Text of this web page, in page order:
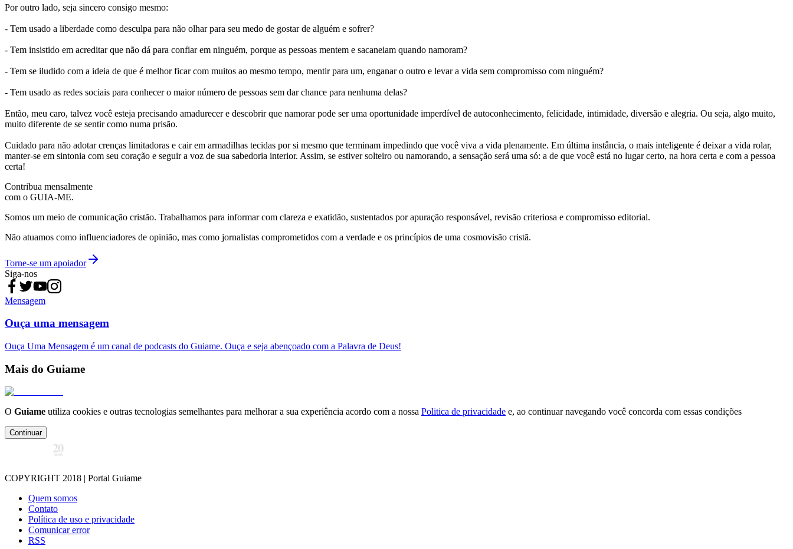
Por outro lado, seja sincero consigo mesmo:
- Tem usado a liberdade como desculpa para não olhar para seu medo de gostar de alguém e sofrer?
- Tem insistido em acreditar que não dá para confiar em ninguém, porque as pessoas mentem e sacaneiam quando namoram?
- Tem se iludido com a ideia de que é melhor ficar com muitos ao mesmo tempo, mentir para um, enganar o outro e levar a vida sem compromisso com ninguém?
- Tem usado as redes sociais para conhecer o maior número de pessoas sem dar chance para nenhuma delas?
Então, meu caro, talvez você esteja precisando amadurecer e descobrir que namorar pode ser uma oportunidade imperdível de autoconhecimento, felicidade, intimidade, diversão e alegria. Ou seja, algo muito,
muito diferente de se sentir como numa prisão.
Cuidado para não adotar crenças limitadoras e cair em armadilhas tecidas por si mesmo que terminam impedindo que você viva a vida plenamente. Em última instância, o mais inteligente é deixar a vida rolar,
manter-se em sintonia com seu coração e seguir a voz de sua sabedoria interior. Assim, se estiver solteiro ou namorando, a sensação será uma só: a de que você está no lugar certo, na hora certa e com a pessoa
certa!
Contribua mensalmente
com o GUIA-ME.
Somos um meio de comunicação cristão. Trabalhamos para informar com clareza e exatidão, sustentados por apuração responsável, revisão criteriosa e compromisso editorial.
Não atuamos como influenciadores de opinião, mas como jornalistas comprometidos com a verdade e os princípios de uma cosmovisão cristã.
Torne-se um apoiador
Siga-nos
Mensagem
Ouça uma mensagem
Ouça Uma Mensagem é um canal de podcasts do Guiame. Ouça e seja abençoado com a Palavra de Deus!
Mais do Guiame
O Guiame utiliza cookies e outras tecnologias semelhantes para melhorar a sua experiência acordo com a nossa Politica de privacidade e, ao continuar navegando você concorda com essas condições
Continuar
COPYRIGHT 2018 | Portal Guiame
Quem somos
Contato
Política de uso e privacidade
Comunicar error
RSS